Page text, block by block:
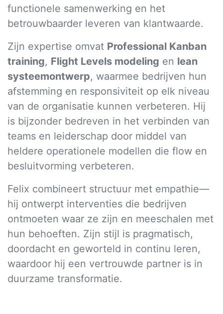
functionele samenwerking en het
betrouwbaarder leveren van klantwaarde.
Zijn expertise omvat Professional Kanban
training, Flight Levels modeling en lean
systeemontwerp, waarmee bedrijven hun
afstemming en responsiviteit op elk niveau
van de organisatie kunnen verbeteren. Hij
is bijzonder bedreven in het verbinden van
teams en leiderschap door middel van
heldere operationele modellen die flow en
besluitvorming verbeteren.
Felix combineert structuur met empathie—
hij ontwerpt interventies die bedrijven
ontmoeten waar ze zijn en meeschalen met
hun behoeften. Zijn stijl is pragmatisch,
doordacht en geworteld in continu leren,
waardoor hij een vertrouwde partner is in
duurzame transformatie.